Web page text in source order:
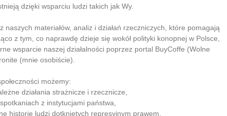
dzięki wsparciu ludzi takich jak Wy.
naszych materiałów, analiz i działań rzeczniczych, które pomagają
z tym, co naprawdę dzieje się wokół polityki konopnej w Polsce,
wsparcie naszej działalności poprzez portal BuyCoffe (Wolne
(mnie osobiście).
możemy:
działania strażnicze i rzecznicze,
z instytucjami państwa,
historie ludzi dotkniętych represyjnym prawem,